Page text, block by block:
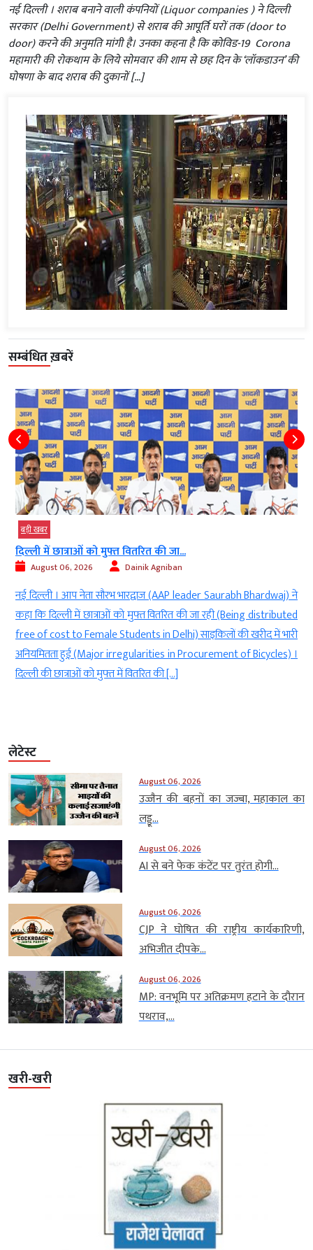
नई दिल्ली । शराब बनाने वाली कंपनियों (Liquor companies ) ने दिल्ली
सरकार (Delhi Government) से शराब की आपूर्ति घरों तक (door to
door) करने की अनुमति मांगी है। उनका कहना है कि कोविड-19 Corona
महामारी की रोकथाम के लिये सोमवार की शाम से छह दिन के ‘लॉकडाउन’ की
घोषणा के बाद शराब की दुकानों […]
सम्बंधित ख़बरें
बड़ी खबर
दिल्ली में छात्राओं को मुफ्त वितरित की जा...
August 06, 2026 Dainik Agniban
नई दिल्ली । आप नेता सौरभ भारद्वाज (AAP leader Saurabh Bhardwaj) ने
कहा कि दिल्ली में छात्राओं को मुफ्त वितरित की जा रही (Being distributed
free of cost to Female Students in Delhi) साइकिलों की खरीद में भारी
अनियमितता हुई (Major irregularities in Procurement of Bicycles) ।
दिल्ली की छात्राओं को मुफ्त में वितरित की […]
लेटेस्ट
August 06, 2026
उज्जैन की बहनों का जज्बा, महाकाल का
लड्डू...
August 06, 2026
AI से बने फेक कंटेंट पर तुरंत होगी...
August 06, 2026
CJP ने घोषित की राष्ट्रीय कार्यकारिणी,
अभिजीत दीपके...
August 06, 2026
MP: वनभूमि पर अतिक्रमण हटाने के दौरान
पथराव,...
खरी-खरी